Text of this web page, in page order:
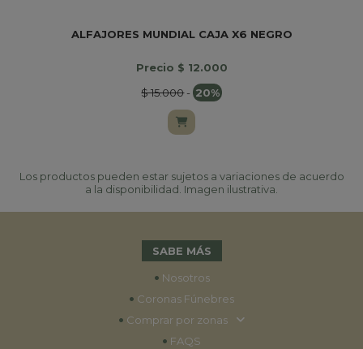
ALFAJORES MUNDIAL CAJA X6 NEGRO
Precio $ 12.000
$ 15.000- 20%
Los productos pueden estar sujetos a variaciones de acuerdo
a la disponibilidad. Imagen ilustrativa.
SABE MÁS
• Nosotros
• Coronas Fúnebres
• Comprar por zonas
• FAQS